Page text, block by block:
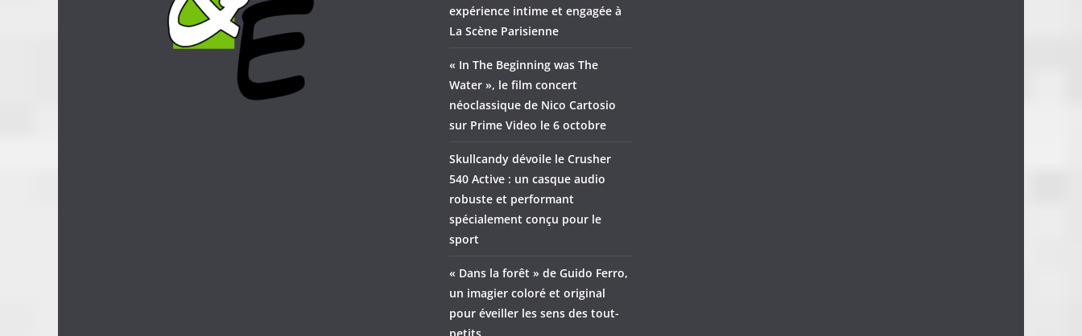
expérience intime et engagée à
La Scène Parisienne
« In The Beginning was The
Water », le film concert
néoclassique de Nico Cartosio
sur Prime Video le 6 octobre
Skullcandy dévoile le Crusher
540 Active : un casque audio
robuste et performant
spécialement conçu pour le
sport
« Dans la forêt » de Guido Ferro,
un imagier coloré et original
pour éveiller les sens des tout-